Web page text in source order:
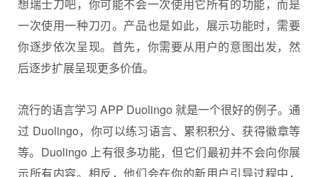
想瑞士刀吧，你可能不会一次使用它所有的功能，而是
一次使用一种刀刃。产品也是如此，展示功能时，需要
你逐步依次呈现。首先，你需要从用户的意图出发，然
后逐步扩展呈现更多价值。
流行的语言学习 APP Duolingo 就是一个很好的例子。通
过 Duolingo，你可以练习语言、累积积分、获得徽章等
等。Duolingo 上有很多功能，但它们最初并不会向你展
示所有内容。相反，他们会在你的新用户引导过程中，